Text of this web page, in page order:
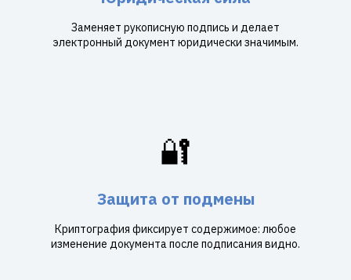
Заменяет рукописную подпись и делает
электронный документ юридически значимым.
🔐
Защита от подмены
Криптография фиксирует содержимое: любое
изменение документа после подписания видно.